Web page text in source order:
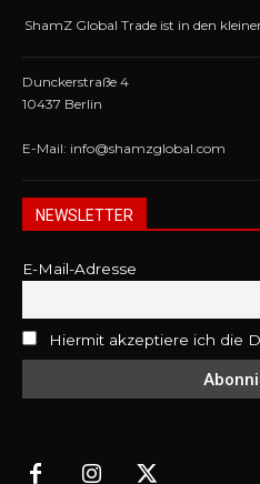
ShamZ Global Trade ist in den
Dunckerstraße 4
10437 Berlin
E-Mail: info@shamzglobal.com
NEWSLETTER
E-Mail-Adresse
Hiermit akzeptiere ich die